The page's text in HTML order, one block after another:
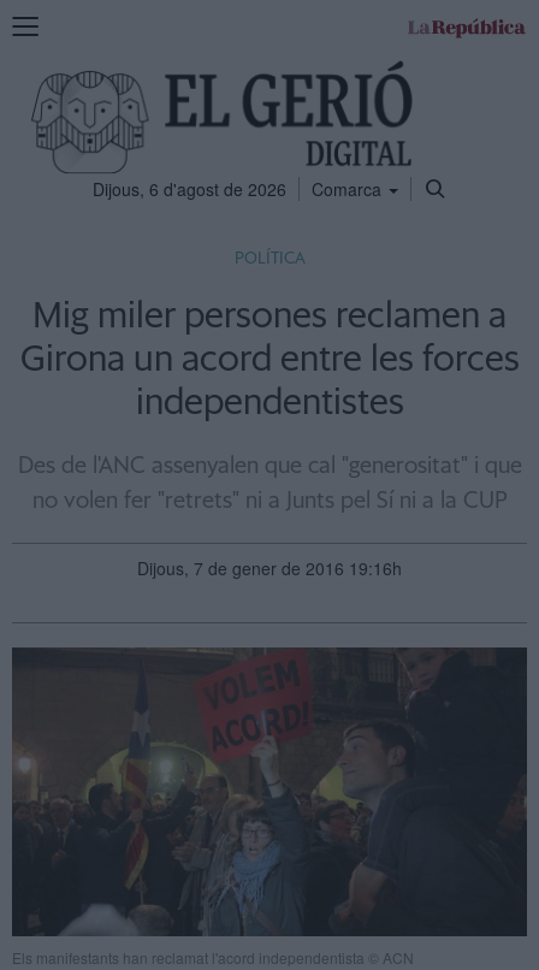
Mostra
navegació
Dijous, 6 d'agost de 2026 Comarca
POLÍTICA
Mig miler persones reclamen a
Girona un acord entre les forces
independentistes
Des de l'ANC assenyalen que cal "generositat" i que
no volen fer "retrets" ni a Junts pel Sí ni a la CUP
Dijous, 7 de gener de 2016 19:16h
Els manifestants han reclamat l'acord independentista © ACN